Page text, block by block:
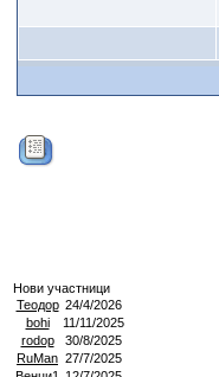
Нови участници
Теодор 24/4/2026
bohi
11/11/2025
rodop
30/8/2025
RuMan 27/7/2025